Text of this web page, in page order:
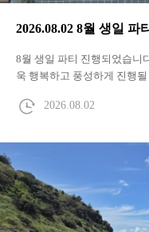
2026.08.02 8월 생일 파
8월 생일 파티 진행되었습니
욱 행복하고 풍성하게 진행될
2026.08.02